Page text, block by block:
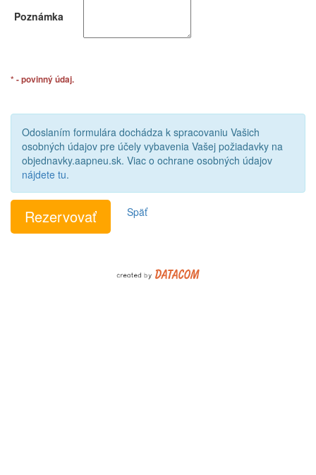
Poznámka
* - povinný údaj.
Odoslaním formulára dochádza k spracovaniu Vašich
osobných údajov pre účely vybavenia Vašej požiadavky na
objednavky.aapneu.sk. Viac o ochrane osobných údajov
nájdete tu.
Späť